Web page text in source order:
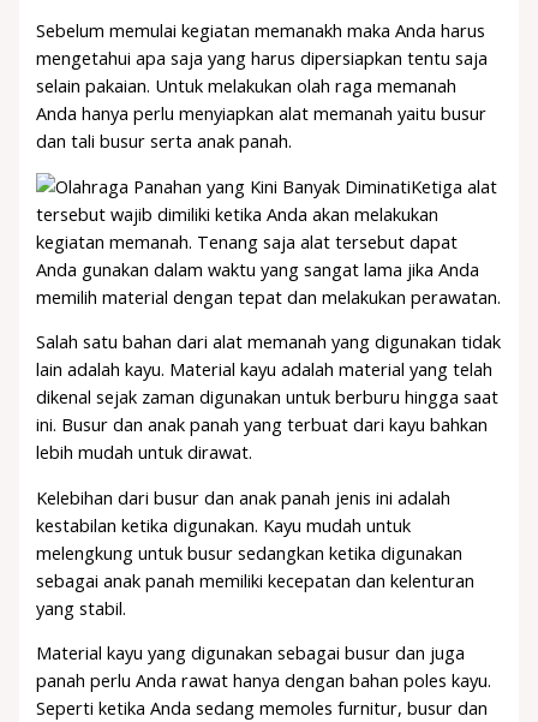
Sebelum memulai kegiatan memanakh maka Anda harus
mengetahui apa saja yang harus dipersiapkan tentu saja
selain pakaian. Untuk melakukan olah raga memanah
Anda hanya perlu menyiapkan alat memanah yaitu busur
dan tali busur serta anak panah.
Ketiga alat
tersebut wajib dimiliki ketika Anda akan melakukan
kegiatan memanah. Tenang saja alat tersebut dapat
Anda gunakan dalam waktu yang sangat lama jika Anda
memilih material dengan tepat dan melakukan perawatan.
Salah satu bahan dari alat memanah yang digunakan tidak
lain adalah kayu. Material kayu adalah material yang telah
dikenal sejak zaman digunakan untuk berburu hingga saat
ini. Busur dan anak panah yang terbuat dari kayu bahkan
lebih mudah untuk dirawat.
Kelebihan dari busur dan anak panah jenis ini adalah
kestabilan ketika digunakan. Kayu mudah untuk
melengkung untuk busur sedangkan ketika digunakan
sebagai anak panah memiliki kecepatan dan kelenturan
yang stabil.
Material kayu yang digunakan sebagai busur dan juga
panah perlu Anda rawat hanya dengan bahan poles kayu.
Seperti ketika Anda sedang memoles furnitur, busur dan